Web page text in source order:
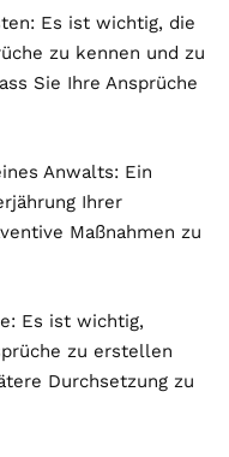
Es ist wichtig, die
zu kennen und zu
Sie Ihre Ansprüche
Anwalts: Ein
Ihrer
Maßnahmen zu
Es ist wichtig,
zu erstellen
Durchsetzung zu